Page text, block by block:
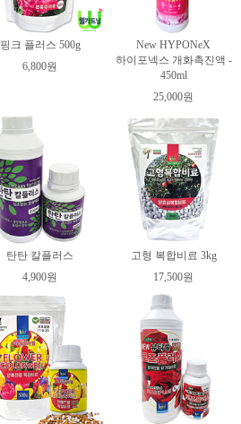
핑크 플러스 500g
6,800원
New HYPONeX
하이포넥스 개화촉진액 -
450ml
25,000원
탄탄 칼플러스
4,900원
고형 복합비료 3kg
17,500원